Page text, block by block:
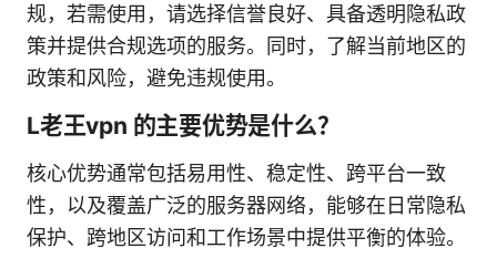
规，若需使用，请选择信誉良好、具备透明隐私政
策并提供合规选项的服务。同时，了解当前地区的
政策和风险，避免违规使用。
L老王vpn 的主要优势是什么？
核心优势通常包括易用性、稳定性、跨平台一致
性，以及覆盖广泛的服务器网络，能够在日常隐私
保护、跨地区访问和工作场景中提供平衡的体验。